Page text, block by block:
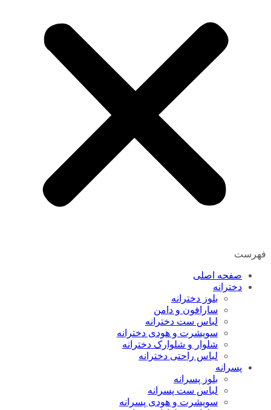
فهرست
صفحه اصلی
دخترانه
بلوز دخترانه
سارافون و دامن
لباس ست دخترانه
سویشرت و هودی دخترانه
شلوار و شلوارک دخترانه
لباس راحتی دخترانه
پسرانه
بلوز پسرانه
لباس ست پسرانه
سویشرت و هودی پسرانه